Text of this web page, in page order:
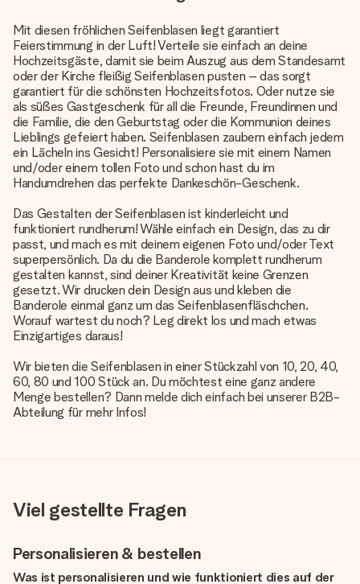
Mit diesen fröhlichen Seifenblasen liegt garantiert
Feierstimmung in der Luft! Verteile sie einfach an deine
Hochzeitsgäste, damit sie beim Auszug aus dem Standesamt
oder der Kirche fleißig Seifenblasen pusten – das sorgt
garantiert für die schönsten Hochzeitsfotos. Oder nutze sie
als süßes Gastgeschenk für all die Freunde, Freundinnen und
die Familie, die den Geburtstag oder die Kommunion deines
Lieblings gefeiert haben. Seifenblasen zaubern einfach jedem
ein Lächeln ins Gesicht! Personalisiere sie mit einem Namen
und/oder einem tollen Foto und schon hast du im
Handumdrehen das perfekte Dankeschön-Geschenk.
Das Gestalten der Seifenblasen ist kinderleicht und
funktioniert rundherum! Wähle einfach ein Design, das zu dir
passt, und mach es mit deinem eigenen Foto und/oder Text
superpersönlich. Da du die Banderole komplett rundherum
gestalten kannst, sind deiner Kreativität keine Grenzen
gesetzt. Wir drucken dein Design aus und kleben die
Banderole einmal ganz um das Seifenblasenfläschchen.
Worauf wartest du noch? Leg direkt los und mach etwas
Einzigartiges daraus!
Wir bieten die Seifenblasen in einer Stückzahl von 10, 20, 40,
60, 80 und 100 Stück an. Du möchtest eine ganz andere
Menge bestellen? Dann melde dich einfach bei unserer B2B-
Abteilung für mehr Infos!
Viel gestellte Fragen
Personalisieren & bestellen
Was ist personalisieren und wie funktioniert dies auf der